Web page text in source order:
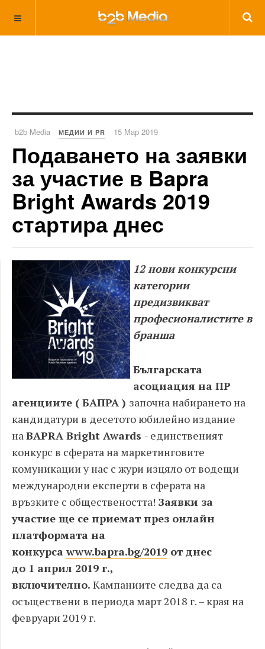
b2b Media МЕДИИ И PR 15 Мар 2019
Подаването на заявки
за участие в Bapra
Bright Awards 2019
стартира днес
12нови конкурсни
категории
предизвикват
професионалистите в
бранша
Българската
асоциация на ПР
агенциите ( БАПРА ) започна набирането на
кандидатури в десетото юбилейно издание
наBAPRA Bright Awards - единственият
конкурс в сферата на маркетинговите
комуникации у нас с жури изцяло от водещи
международни експерти в сферата на
връзките с обществеността! Заявки за
участие ще се приемат през онлайн
платформата на
конкурсаwww.bapra.bg/2019 от днес
до 1 април 2019 г.,
включително. Кампаниите следва да са
осъществени в периода март 2018 г. – края на
февруари 2019 г.